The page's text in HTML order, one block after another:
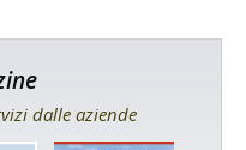
dalle aziende